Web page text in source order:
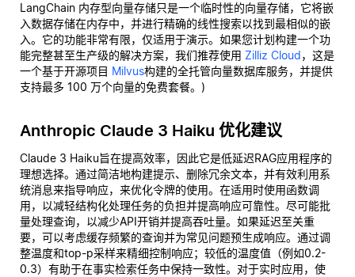
LangChain 内存型向量存储只是一个临时性的向量存储，它将嵌
入数据存储在内存中，并进行精确的线性搜索以找到最相似的嵌
入。它的功能非常有限，仅适用于演示。如果您计划构建一个功
能完整甚至生产级的解决方案，我们推荐使用 Zilliz Cloud，这是
一个基于开源项目 Milvus构建的全托管向量数据库服务，并提供
支持最多 100 万个向量的免费套餐。)
Anthropic Claude 3 Haiku 优化建议
Claude 3 Haiku旨在提高效率，因此它是低延迟RAG应用程序的
理想选择。通过简洁地构建提示、删除冗余文本，并有效利用系
统消息来指导响应，来优化令牌的使用。在适用时使用函数调
用，以减轻结构化处理任务的负担并提高响应可靠性。尽可能批
量处理查询，以减少API开销并提高吞吐量。如果延迟至关重
要，可以考虑缓存频繁的查询并为常见问题预生成响应。通过调
整温度和top-p采样来精细控制响应；较低的温度值（例如0.2-
0.3）有助于在事实检索任务中保持一致性。对于实时应用，使